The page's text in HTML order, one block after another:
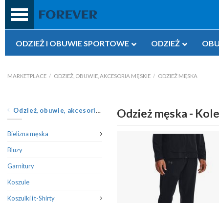
treści
ODZIEŻ I OBUWIE SPORTOWE ODZIEŻ
MARKETPLACE / ODZIEŻ, OBUWIE, AKCESORIA MĘSKIE / ODZIEŻ MĘSKA
Odzież, obuwie, akcesoria męskie
Bielizna męska
Bluzy
Garnitury
Koszule
Koszulki i t-Shirty
Odzież męska -